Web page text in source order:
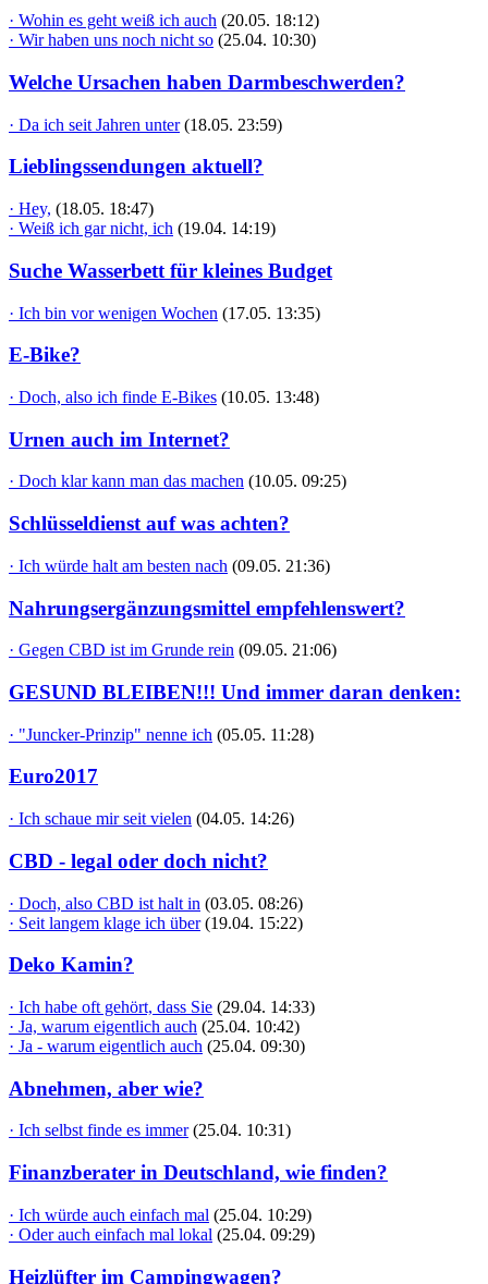
· Wohin es geht weiß ich auch (20.05. 18:12)
· Wir haben uns noch nicht so (25.04. 10:30)
Welche Ursachen haben Darmbeschwerden?
· Da ich seit Jahren unter (18.05. 23:59)
Lieblingssendungen aktuell?
· Hey, (18.05. 18:47)
· Weiß ich gar nicht, ich (19.04. 14:19)
Suche Wasserbett für kleines Budget
· Ich bin vor wenigen Wochen (17.05. 13:35)
E-Bike?
· Doch, also ich finde E-Bikes (10.05. 13:48)
Urnen auch im Internet?
· Doch klar kann man das machen (10.05. 09:25)
Schlüsseldienst auf was achten?
· Ich würde halt am besten nach (09.05. 21:36)
Nahrungsergänzungsmittel empfehlenswert?
· Gegen CBD ist im Grunde rein (09.05. 21:06)
GESUND BLEIBEN!!! Und immer daran denken:
· "Juncker-Prinzip" nenne ich (05.05. 11:28)
Euro2017
· Ich schaue mir seit vielen (04.05. 14:26)
CBD - legal oder doch nicht?
· Doch, also CBD ist halt in (03.05. 08:26)
· Seit langem klage ich über (19.04. 15:22)
Deko Kamin?
· Ich habe oft gehört, dass Sie (29.04. 14:33)
· Ja, warum eigentlich auch (25.04. 10:42)
· Ja - warum eigentlich auch (25.04. 09:30)
Abnehmen, aber wie?
· Ich selbst finde es immer (25.04. 10:31)
Finanzberater in Deutschland, wie finden?
· Ich würde auch einfach mal (25.04. 10:29)
· Oder auch einfach mal lokal (25.04. 09:29)
Heizlüfter im Campingwagen?